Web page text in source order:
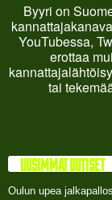
Byyri on
YouTubessa,
erottaa
tai
UUSIMMAT UUTISET
Oulun upea